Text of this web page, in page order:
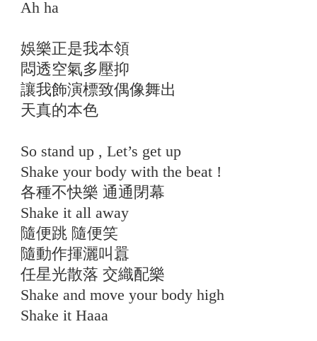
Ah ha
娛樂正是我本領
悶透空氣多壓抑
讓我飾演標致偶像舞出
天真的本色
So stand up , Let’s get up
Shake your body with the beat !
各種不快樂 通通閉幕
Shake it all away
隨便跳 隨便笑
隨動作揮灑叫囂
任星光散落 交織配樂
Shake and move your body high
Shake it Haaa